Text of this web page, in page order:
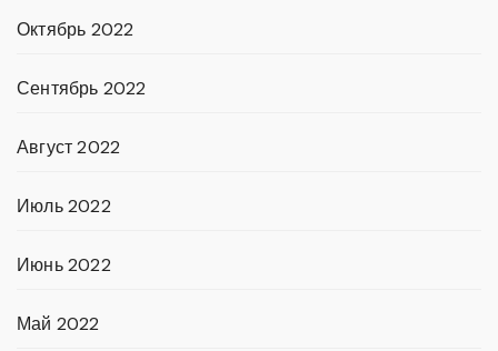
Октябрь 2022
Сентябрь 2022
Август 2022
Июль 2022
Июнь 2022
Май 2022